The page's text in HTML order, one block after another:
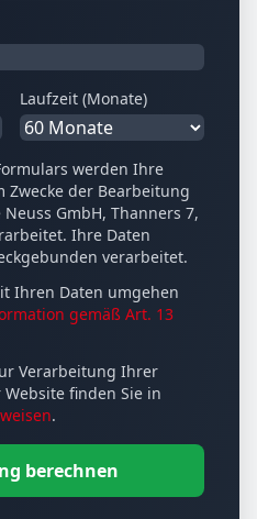
Laufzeit (Monate)
werden Ihre
Zwecke der Bearbeitung
GmbH, Thanners 7,
Ihre Daten
verarbeitet.
Ihren Daten umgehen
gemäß Art. 13
Verarbeitung Ihrer
finden Sie in
.
berechnen